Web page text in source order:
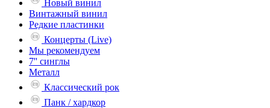
Новый винил
Винтажный винил
Редкие пластинки
Концерты (Live)
Мы рекомендуем
7'' синглы
Металл
Классический рок
Панк / хардкор